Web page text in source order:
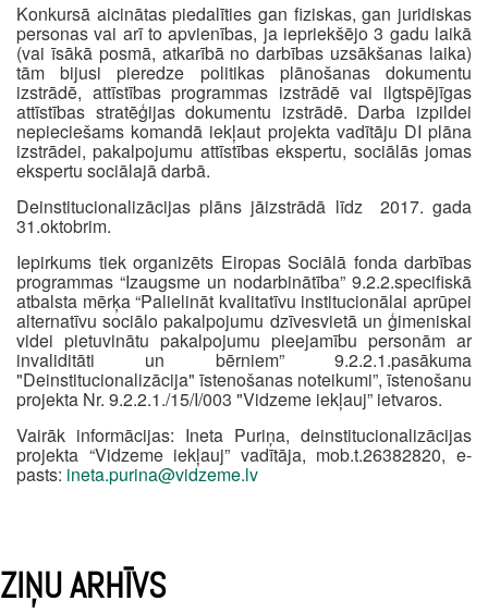
Konkursā aicinātas piedalīties gan fiziskas, gan juridiskas
personas vai arī to apvienības, ja iepriekšējo 3 gadu laikā
(vai īsākā posmā, atkarībā no darbības uzsākšanas laika)
tām bijusi pieredze politikas plānošanas dokumentu
izstrādē, attīstības programmas izstrādē vai ilgtspējīgas
attīstības stratēģijas dokumentu izstrādē. Darba izpildei
nepieciešams komandā iekļaut projekta vadītāju DI plāna
izstrādei, pakalpojumu attīstības ekspertu, sociālās jomas
ekspertu sociālajā darbā.
Deinstitucionalizācijas plāns jāizstrādā līdz 2017. gada
31.oktobrim.
Iepirkums tiek organizēts Eiropas Sociālā fonda darbības
programmas “Izaugsme un nodarbinātība” 9.2.2.specifiskā
atbalsta mērķa “Palielināt kvalitatīvu institucionālai aprūpei
alternatīvu sociālo pakalpojumu dzīvesvietā un ģimeniskai
videi pietuvinātu pakalpojumu pieejamību personām ar
invaliditāti un bērniem” 9.2.2.1.pasākuma
"Deinstitucionalizācija" īstenošanas noteikumi”, īstenošanu
projekta Nr. 9.2.2.1./15/I/003 "Vidzeme iekļauj” ietvaros.
Vairāk informācijas: Ineta Puriņa, deinstitucionalizācijas
projekta “Vidzeme iekļauj” vadītāja, mob.t.26382820, e-
pasts: ineta.purina@vidzeme.lv
ZIŅU ARHĪVS